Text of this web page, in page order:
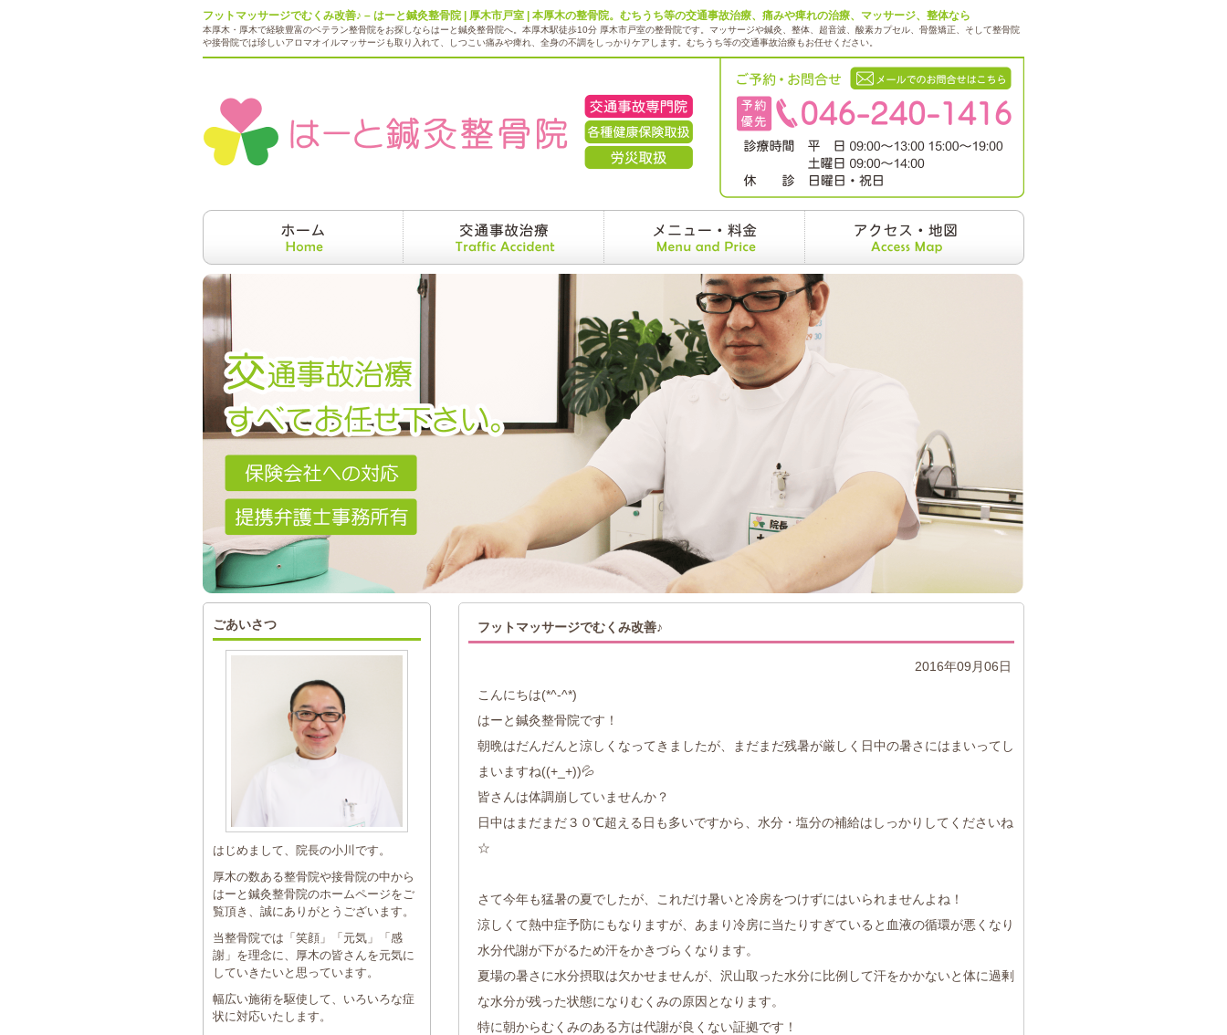
フットマッサージでむくみ改善♪ – はーと鍼灸整骨院 | 厚木市戸室 | 本厚木の整骨院。むちうち等の交通事故治療、痛みや痺れの治療、マッサージ、整体なら
本厚木・厚木で経験豊富のベテラン整骨院をお探しならはーと鍼灸整骨院へ。本厚木駅徒歩10分 厚木市戸室の整骨院です。マッサージや鍼灸、整体、超音波、酸素カプセル、骨盤矯正、そして整骨院
や接骨院では珍しいアロマオイルマッサージも取り入れて、しつこい痛みや痺れ、全身の不調をしっかりケアします。むちうち等の交通事故治療もお任せください。
フットマッサージでむくみ改善♪
2016年09月06日
こんにちは(*^-^*)
はーと鍼灸整骨院です！
朝晩はだんだんと涼しくなってきましたが、まだまだ残暑が厳しく日中の暑さにはまいってし
まいますね((+_+))💦
皆さんは体調崩していませんか？
日中はまだまだ３０℃超える日も多いですから、水分・塩分の補給はしっかりしてくださいね
☆
さて今年も猛暑の夏でしたが、これだけ暑いと冷房をつけずにはいられませんよね！
涼しくて熱中症予防にもなりますが、あまり冷房に当たりすぎていると血液の循環が悪くなり
水分代謝が下がるため汗をかきづらくなります。
夏場の暑さに水分摂取は欠かせませんが、沢山取った水分に比例して汗をかかないと体に過剰
な水分が残った状態になりむくみの原因となります。
特に朝からむくみのある方は代謝が良くない証拠です！
ごあいさつ
はじめまして、院長の小川です。
厚木の数ある整骨院や接骨院の中から
はーと鍼灸整骨院のホームページをご
覧頂き、誠にありがとうございます。
当整骨院では「笑顔」「元気」「感
謝」を理念に、厚木の皆さんを元気に
していきたいと思っています。
幅広い施術を駆使して、いろいろな症
状に対応いたします。